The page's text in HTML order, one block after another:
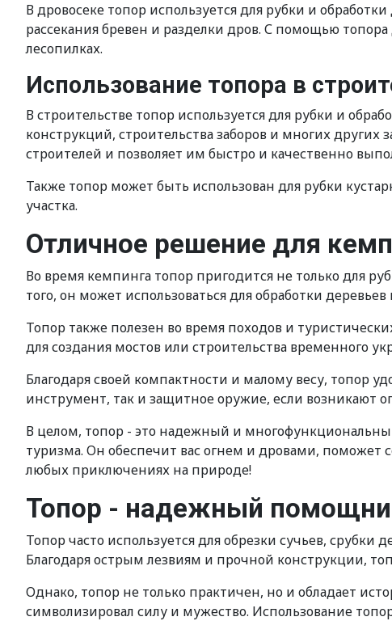
В дровосеке топор используется для рубки и
рассекания бревен и разделки дров. С помощью
лесопилках.
Использование топора в
В строительстве топор используется для рубки и
конструкций, строительства заборов и многих
строителей и позволяет им быстро и качественно
Также топор может быть использован для рубки
участка.
Отличное решение для
Во время кемпинга топор пригодится не только для
того, он может использоваться для обработки
Топор также полезен во время походов и
для создания мостов или строительства временного
Благодаря своей компактности и малому весу, топор
инструмент, так и защитное оружие, если возникают
В целом, топор - это надежный и
туризма. Он обеспечит вас огнем и дровами, поможет
любых приключениях на природе!
Топор - надежный
Топор часто используется для обрезки сучьев,
Благодаря острым лезвиям и прочной конструкции,
Однако, топор не только практичен, но и обладает
символизировал силу и мужество. Использование